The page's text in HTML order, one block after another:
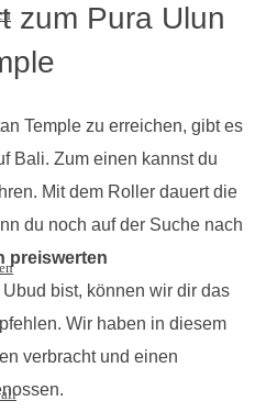
zum Pura Ulun
Temple zu erreichen, gibt es
Bali. Zum einen kannst du
Mit dem Roller dauert die
du noch auf der Suche nach
preiswerten
bist, können wir dir das
Wir haben in diesem
verbracht und einen